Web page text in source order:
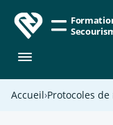
Accueil Protocoles